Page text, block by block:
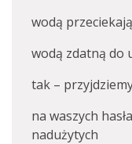
wodą
wodą zdatną do
tak –
na waszych
nadużytych